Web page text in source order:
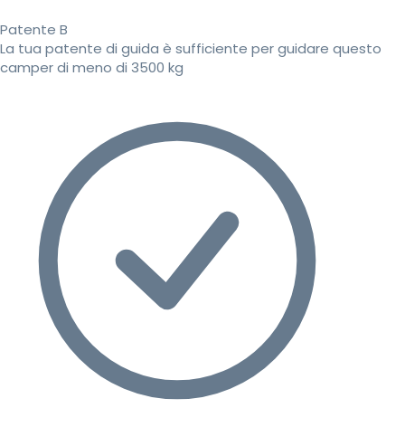
Patente B
La tua patente di guida è sufficiente per guidare questo
camper di meno di 3500 kg